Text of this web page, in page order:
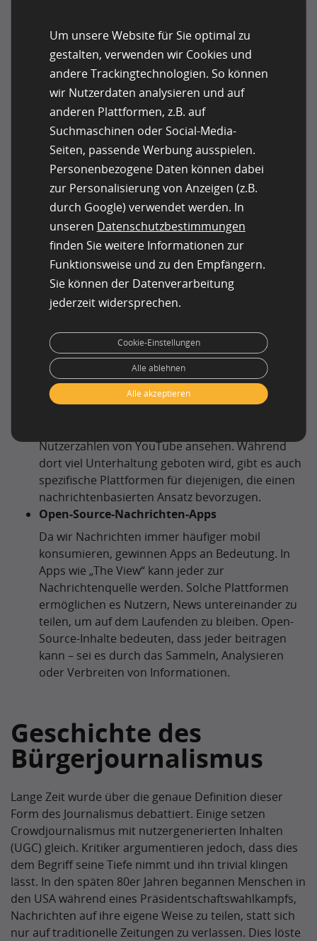
Dies geht eher in Richtung Crowdjournalismus.
Das Publikum spielt eine aktive Rolle beim
Recherchieren, Sammeln und Veröffentlichen von
Inhalten – etwa über Blogs, Wikis, RSS-Feeds,
Tagging, Podcasts oder das Teilen von visuellen
Medien.
Kollaborative Medienseiten
Beispiele hierfür sind Buzzfeed oder Slashdot.
Während Buzzfeed sich eher auf unterhaltsame
Inhalte wie Promis, Quizze und Promotion
konzentriert, ist Slashdot fest in der Tech- und
Wissenschaftsszene verwurzelt. Trotz der
unterschiedlichen Ausrichtung funktionieren sie
ähnlich: Beide haben ein festes Redaktionsteam,
erlauben aber auch Einsendungen von außen.
Diese werden von Redakteuren geprüft, bevor sie
Peer-Moderation, bei der Nutzer Kommentare
durch Downvotes ausblenden können.
Persönliche Rundfunkplattformen
Auf diesen Plattformen kann jede Einzelperson
Nutzerzahlen von YouTube ansehen. Während
dort viel Unterhaltung geboten wird, gibt es auch
spezifische Plattformen für diejenigen, die einen
nachrichtenbasierten Ansatz bevorzugen.
Open-Source-Nachrichten-Apps
Da wir Nachrichten immer häufiger mobil
konsumieren, gewinnen Apps an Bedeutung. In
Apps wie „The View“ kann jeder zur
Nachrichtenquelle werden. Solche Plattformen
ermöglichen es Nutzern, News untereinander zu
teilen, um auf dem Laufenden zu bleiben. Open-
Source-Inhalte bedeuten, dass jeder beitragen
kann – sei es durch das Sammeln, Analysieren
oder Verbreiten von Informationen.
Geschichte des
Bürgerjournalismus
Lange Zeit wurde über die genaue Definition dieser
Form des Journalismus debattiert. Einige setzen
Crowdjournalismus mit nutzergenerierten Inhalten
(UGC) gleich. Kritiker argumentieren jedoch, dass dies
dem Begriff seine Tiefe nimmt und ihn trivial klingen
lässt. In den späten 80er Jahren begannen Menschen in
den USA während eines Präsidentschaftswahlkampfs,
Nachrichten auf ihre eigene Weise zu teilen, statt sich
nur auf traditionelle Zeitungen zu verlassen. Dies löste
Um unsere Website für Sie optimal zu
gestalten, verwenden wir Cookies und
andere Trackingtechnologien. So können
wir Nutzerdaten analysieren und auf
anderen Plattformen, z.B. auf
Suchmaschinen oder Social-Media-
Seiten, passende Werbung ausspielen.
Personenbezogene Daten können dabei
zur Personalisierung von Anzeigen (z.B.
durch Google) verwendet werden. In
unseren Datenschutzbestimmungen
finden Sie weitere Informationen zur
Funktionsweise und zu den Empfängern.
Sie können der Datenverarbeitung
jederzeit widersprechen.
Alle akzeptieren
Alle ablehnen
Cookie-Einstellungen